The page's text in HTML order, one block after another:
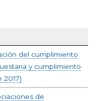
del cumplimiento
y cumplimiento
2017)
de